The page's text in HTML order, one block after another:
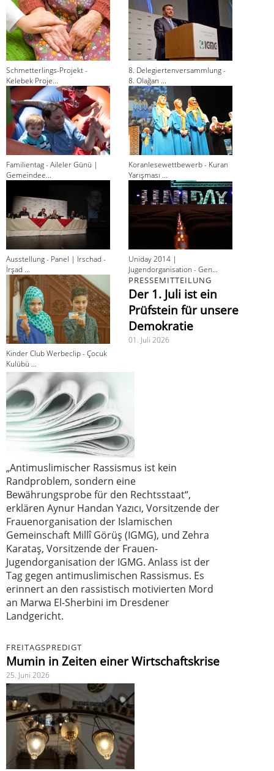
Schmetterlings-Projekt -
Kelebek Proje...
8. Delegiertenversammlung -
8. Olağan ...
Familientag - Aileler Günü |
Gemeindee...
Koranlesewettbewerb - Kuran
Yarışması ...
Ausstellung - Panel | Irschad -
İrşad ...
Uniday 2014 |
Jugendorganisation - Gen...
Kinder Club Werbeclip - Çocuk
Kulübü ...
PRESSEMITTEILUNG
Der 1. Juli ist ein
Prüfstein für unsere
Demokratie
01. Juli 2026
„Antimuslimischer Rassismus ist kein
Randproblem, sondern eine
Bewährungsprobe für den Rechtsstaat“,
erklären Aynur Handan Yazıcı, Vorsitzende der
Frauenorganisation der Islamischen
Gemeinschaft Millî Görüş (IGMG), und Zehra
Karataş, Vorsitzende der Frauen-
Jugendorganisation der IGMG. Anlass ist der
Tag gegen antimuslimischen Rassismus. Es
erinnert an den rassistisch motivierten Mord
an Marwa El-Sherbini im Dresdener
Landgericht.
FREITAGSPREDIGT
Mumin in Zeiten einer Wirtschaftskrise
25. Juni 2026